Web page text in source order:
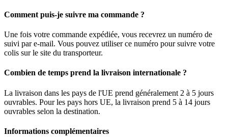
Comment puis-je suivre ma commande ?
Une fois votre commande expédiée, vous recevrez un numéro de
suivi par e-mail. Vous pouvez utiliser ce numéro pour suivre votre
colis sur le site du transporteur.
Combien de temps prend la livraison internationale ?
La livraison dans les pays de l'UE prend généralement 2 à 5 jours
ouvrables. Pour les pays hors UE, la livraison prend 5 à 14 jours
ouvrables selon la destination.
Informations complémentaires